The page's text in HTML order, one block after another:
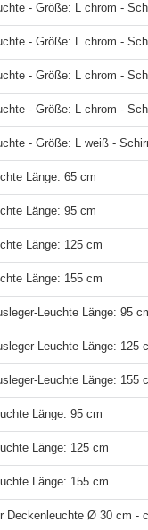
- Größe: L chrom -
- Größe: L chrom -
- Größe: L chrom -
- Größe: L chrom -
- Größe: L weiß -
Länge: 65 cm
Länge: 95 cm
Länge: 125 cm
Länge: 155 cm
Leuchte Länge: 95
Leuchte Länge: 125
Leuchte Länge: 155
Länge: 95 cm
Länge: 125 cm
Länge: 155 cm
Deckenleuchte Ø 30 cm -